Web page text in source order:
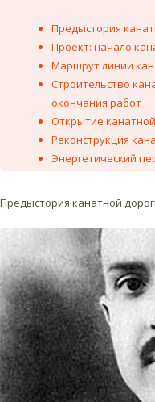
Предыстория
Проект: начало
Маршрут линии
Строительство
окончания работ
Открытие
Реконструкция
Энергетический
Предыстория канатной